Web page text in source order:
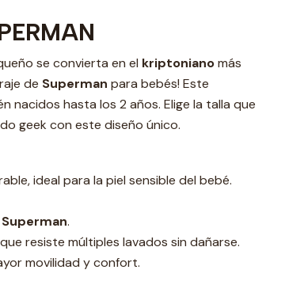
se convierta en el kriptonianomás
de Superman para bebés! Este
nacidos hasta los 2 años. Elige la talla que
geek con este diseño único.
ideal para la piel sensible del bebé.
Superman.
resiste múltiples lavados sin dañarse.
movilidad y confort.